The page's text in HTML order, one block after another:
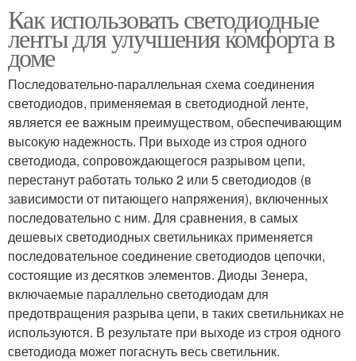
Как использовать светодиодные
ленты для улучшения комфорта в
доме
Последовательно-параллельная схема соединения
светодиодов, применяемая в светодиодной ленте,
является ее важным преимуществом, обеспечивающим
высокую надежность. При выходе из строя одного
светодиода, сопровождающегося разрывом цепи,
перестанут работать только 2 или 5 светодиодов (в
зависимости от питающего напряжения), включенных
последовательно с ним. Для сравнения, в самых
дешевых светодиодных светильниках применяется
последовательное соединение светодиодов цепочки,
состоящие из десятков элементов. Диоды Зенера,
включаемые параллельно светодиодам для
предотвращения разрыва цепи, в таких светильниках не
используются. В результате при выходе из строя одного
светодиода может погаснуть весь светильник.